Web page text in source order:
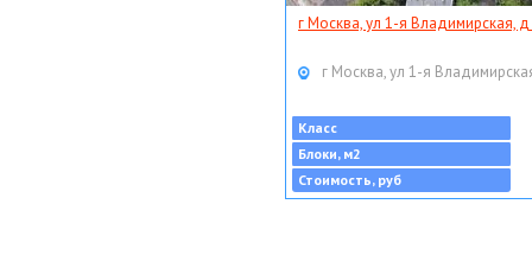
г Москва, ул 1-я Владимирская, д
г Москва, ул 1-я
Класс
Блоки, м2
Стоимость, руб